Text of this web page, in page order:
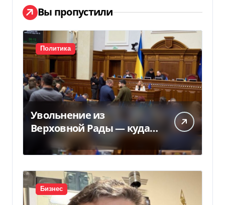
Вы пропустили
Политика
Увольнение из
Верховной Рады — куда
исчез 71 народный
депутат за семь лет
Бизнес